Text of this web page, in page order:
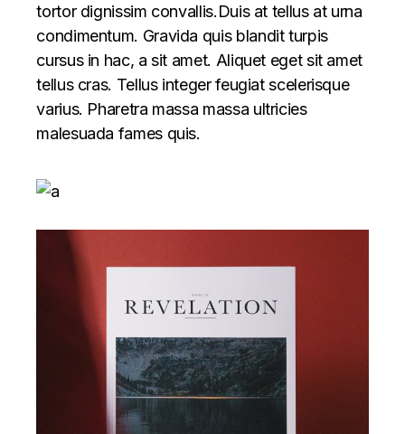
tortor dignissim convallis.Duis at tellus at urna
condimentum. Gravida quis blandit turpis
cursus in hac, a sit amet. Aliquet eget sit amet
tellus cras. Tellus integer feugiat scelerisque
varius. Pharetra massa massa ultricies
malesuada fames quis.